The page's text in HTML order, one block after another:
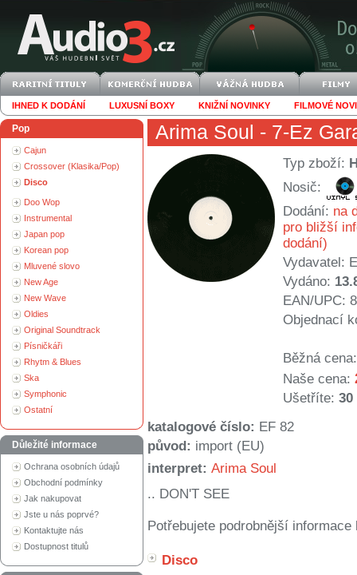
IHNED K DODÁNÍ LUXUSNÍ BOXY KNIŽNÍ NOVINKY FILMOVÉ
Pop
Cajun
Crossover (Klasika/Pop)
Disco
Doo Wop
Instrumental
Japan pop
Korean pop
Mluvené slovo
New Age
New Wave
Oldies
Original Soundtrack
Písničkáři
Rhytm & Blues
Ska
Symphonic
Ostatní
Důležité informace
Ochrana osobních údajů
Obchodní podmínky
Jak nakupovat
Jste u nás poprvé?
Kontaktujte nás
Dostupnost titulů
Arima Soul - 7-Ez
Typ zboží:
Nosič:
Dodání: na
pro bližší
dodání)
Vydavatel:
Vydáno:
EAN/UPC:
Objednací
Běžná cena:
Naše cena:
Ušetříte: 30
katalogové číslo: EF 82
původ: import (EU)
interpret: Arima Soul
.. DON'T SEE
Potřebujete podrobnější
Disco